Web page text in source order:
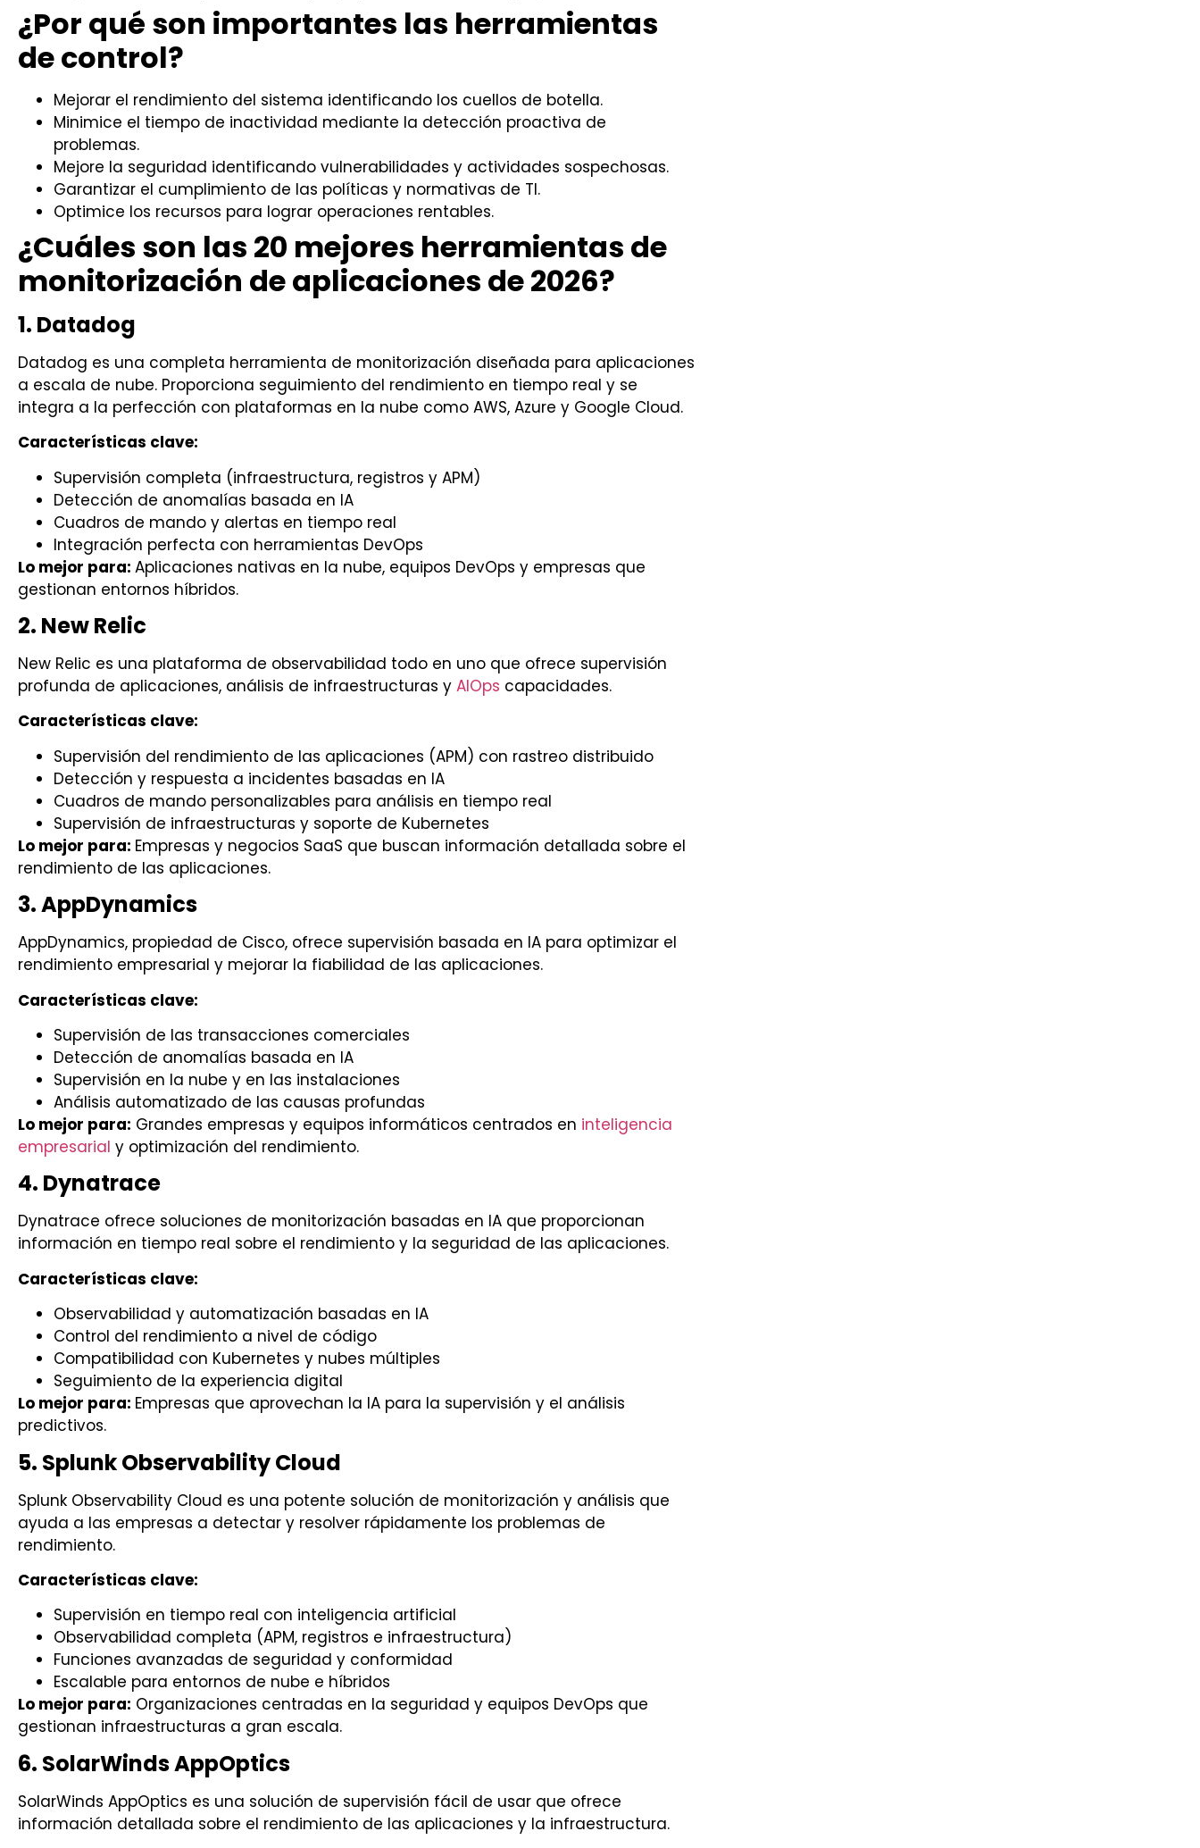
¿Por qué son importantes las herramientas
de control?
Mejorar el rendimiento del sistema identificando los cuellos de botella.
Minimice el tiempo de inactividad mediante la detección proactiva de
problemas.
Mejore la seguridad identificando vulnerabilidades y actividades sospechosas.
Garantizar el cumplimiento de las políticas y normativas de TI.
Optimice los recursos para lograr operaciones rentables.
¿Cuáles son las 20 mejores herramientas de
monitorización de aplicaciones de 2026?
1. Datadog
Datadog es una completa herramienta de monitorización diseñada para aplicaciones
a escala de nube. Proporciona seguimiento del rendimiento en tiempo real y se
integra a la perfección con plataformas en la nube como AWS, Azure y Google Cloud.
Características clave:
Supervisión completa (infraestructura, registros y APM)
Detección de anomalías basada en IA
Cuadros de mando y alertas en tiempo real
Integración perfecta con herramientas DevOps
Lo mejor para: Aplicaciones nativas en la nube, equipos DevOps y empresas que
gestionan entornos híbridos.
2. New Relic
New Relic es una plataforma de observabilidad todo en uno que ofrece supervisión
profunda de aplicaciones, análisis de infraestructuras y AIOps capacidades.
Características clave:
Supervisión del rendimiento de las aplicaciones (APM) con rastreo distribuido
Detección y respuesta a incidentes basadas en IA
Cuadros de mando personalizables para análisis en tiempo real
Supervisión de infraestructuras y soporte de Kubernetes
Lo mejor para: Empresas y negocios SaaS que buscan información detallada sobre el
rendimiento de las aplicaciones.
3. AppDynamics
AppDynamics, propiedad de Cisco, ofrece supervisión basada en IA para optimizar el
rendimiento empresarial y mejorar la fiabilidad de las aplicaciones.
Características clave:
Supervisión de las transacciones comerciales
Detección de anomalías basada en IA
Supervisión en la nube y en las instalaciones
Análisis automatizado de las causas profundas
Lo mejor para: Grandes empresas y equipos informáticos centrados en inteligencia
empresarial y optimización del rendimiento.
4. Dynatrace
Dynatrace ofrece soluciones de monitorización basadas en IA que proporcionan
información en tiempo real sobre el rendimiento y la seguridad de las aplicaciones.
Características clave:
Observabilidad y automatización basadas en IA
Control del rendimiento a nivel de código
Compatibilidad con Kubernetes y nubes múltiples
Seguimiento de la experiencia digital
Lo mejor para: Empresas que aprovechan la IA para la supervisión y el análisis
predictivos.
5. Splunk Observability Cloud
Splunk Observability Cloud es una potente solución de monitorización y análisis que
ayuda a las empresas a detectar y resolver rápidamente los problemas de
rendimiento.
Características clave:
Supervisión en tiempo real con inteligencia artificial
Observabilidad completa (APM, registros e infraestructura)
Funciones avanzadas de seguridad y conformidad
Escalable para entornos de nube e híbridos
Lo mejor para: Organizaciones centradas en la seguridad y equipos DevOps que
gestionan infraestructuras a gran escala.
6. SolarWinds AppOptics
SolarWinds AppOptics es una solución de supervisión fácil de usar que ofrece
información detallada sobre el rendimiento de las aplicaciones y la infraestructura.